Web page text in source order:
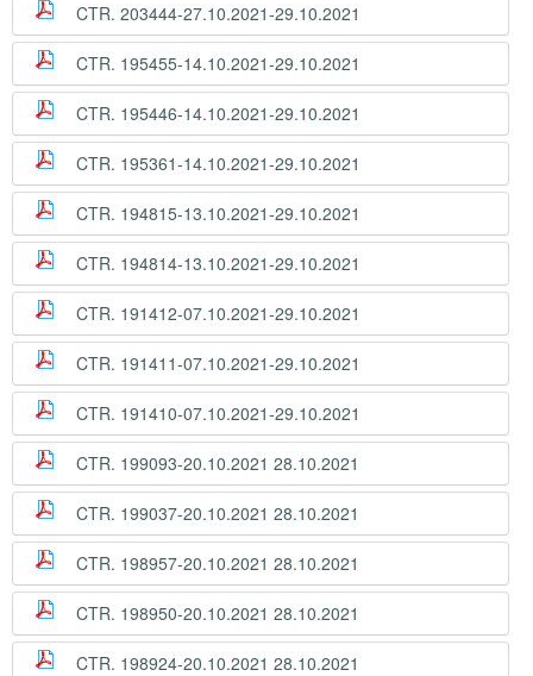
CTR. 203444-27.10.2021-29.10.2021
CTR. 195455-14.10.2021-29.10.2021
CTR. 195446-14.10.2021-29.10.2021
CTR. 195361-14.10.2021-29.10.2021
CTR. 194815-13.10.2021-29.10.2021
CTR. 194814-13.10.2021-29.10.2021
CTR. 191412-07.10.2021-29.10.2021
CTR. 191411-07.10.2021-29.10.2021
CTR. 191410-07.10.2021-29.10.2021
CTR. 199093-20.10.2021 28.10.2021
CTR. 199037-20.10.2021 28.10.2021
CTR. 198957-20.10.2021 28.10.2021
CTR. 198950-20.10.2021 28.10.2021
CTR. 198924-20.10.2021 28.10.2021